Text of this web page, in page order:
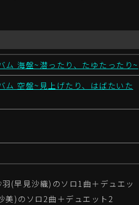
ム 海盤~潜ったり、たゆたったり~
ム 空盤~見上げたり、はばたいた
(早見沙織)のソロ1曲＋デュエッ
美)のソロ2曲＋デュエット2